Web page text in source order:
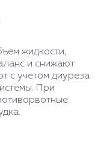
жидкости,
и снижают
с учетом диуреза
При